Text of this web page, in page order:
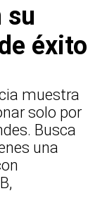
su
éxito
muestra
solo por
Busca
una